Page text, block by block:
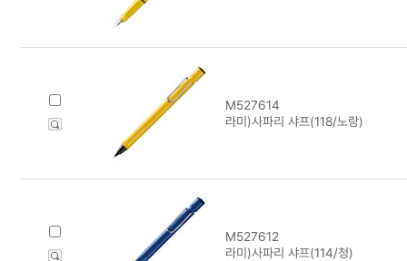
M527614
라미)사파리 샤프(118/노랑)
M527612
라미)사파리 샤프(114/청)